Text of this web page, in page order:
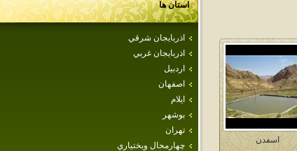
استان ها
اذربايجان شرقي
اذربايجان غربي
اردبيل
اصفهان
ايلام
بوشهر
تهران
چهارمحال وبختياري
اسفدن